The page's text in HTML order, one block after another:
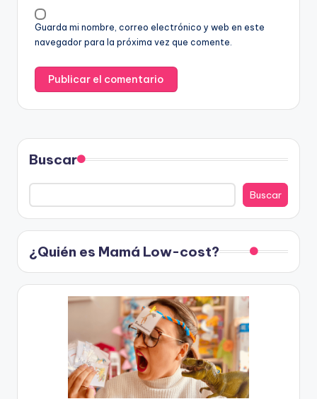
Guarda mi nombre, correo electrónico y web en este
navegador para la próxima vez que comente.
Buscar
Buscar
¿Quién es Mamá Low-cost?